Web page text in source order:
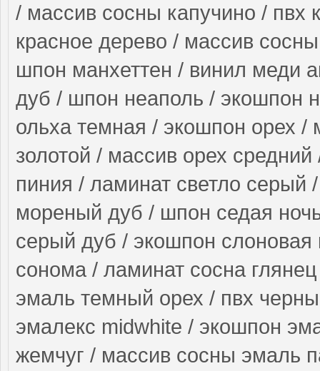
/ массив сосны капучино / пвх
красное дерево / массив
шпон манхеттен / винил меди
дуб / шпон неаполь / экошпон
ольха темная / экошпон орех /
золотой / массив орех
пиния / ламинат светло
мореный дуб / шпон седая
серый дуб / экошпон слоновая
сонома / ламинат сосна
эмаль темный орех / пвх
эмалекс midwhite / экошпон
жемчуг / массив сосны эмаль